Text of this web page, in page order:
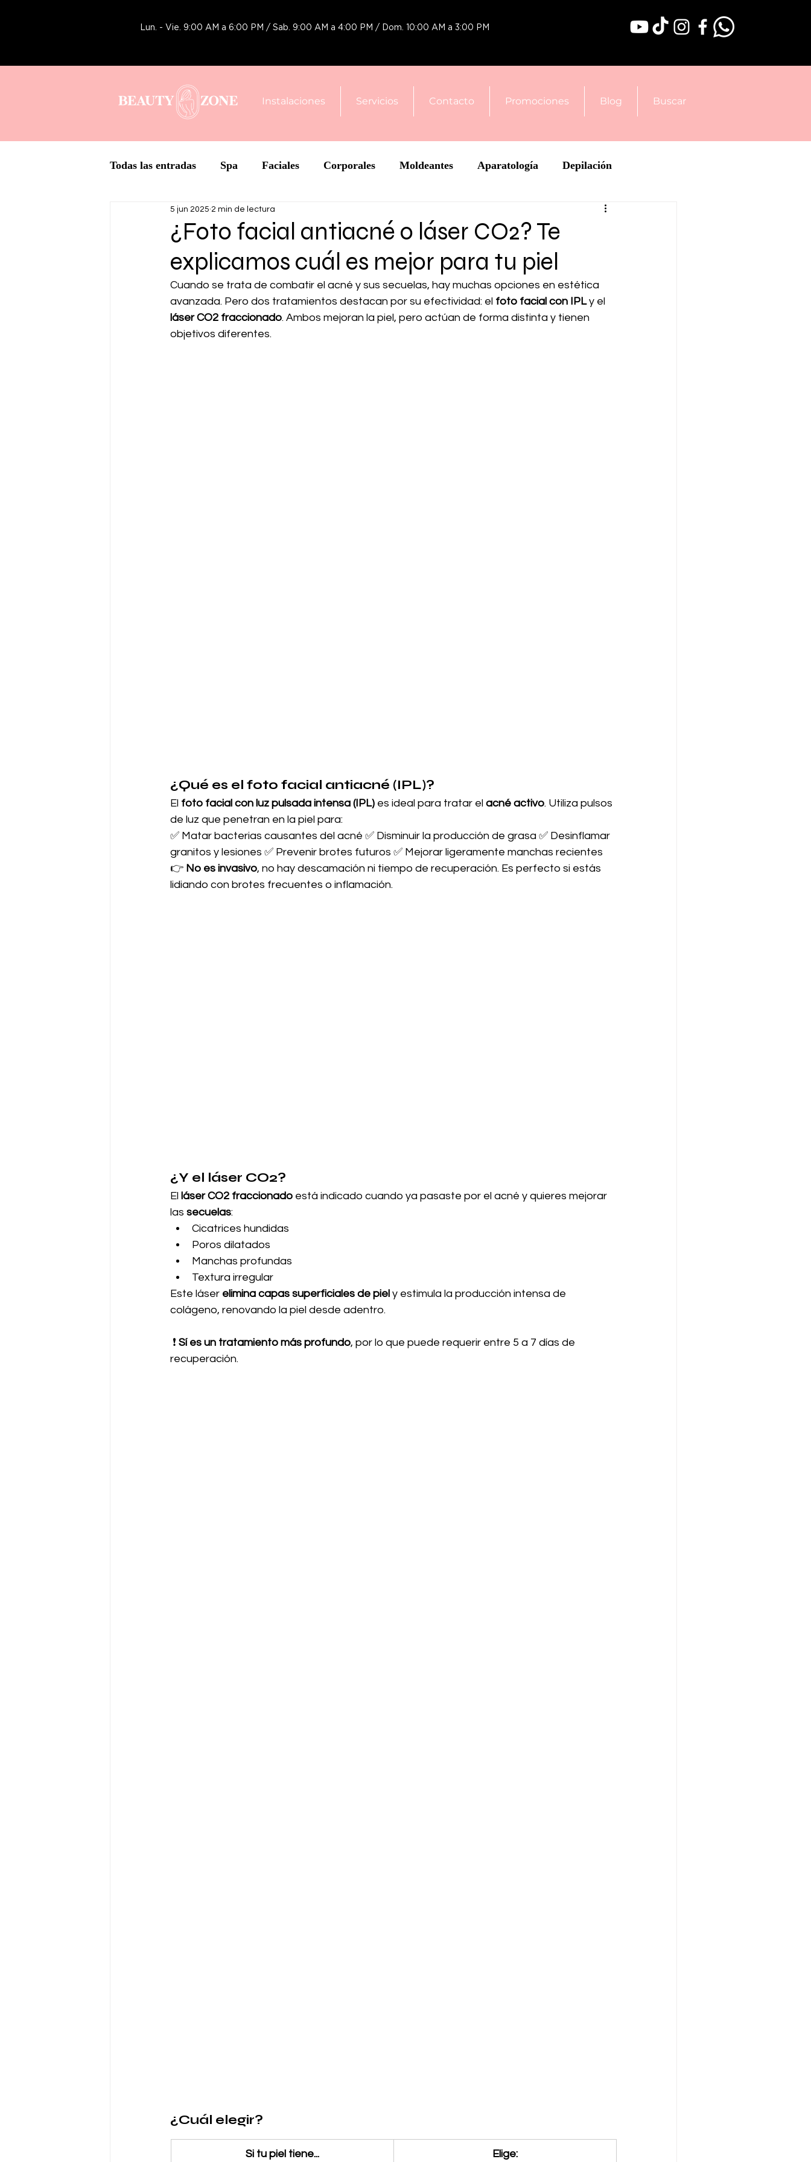
Lun. - Vie. 9:00 AM a 6:00 PM / Sab. 9:00 AM a 4:00 PM / Dom. 10:00 AM a 3:00 PM
Instalaciones Servicios Contacto Promociones Blog Buscar
Todas las entradas Spa Faciales Corporales Moldeantes Aparatología Depilación
Tecnología Botox y Rellenos
¿Foto facial antiacné o láser CO2? Te
explicamos cuál es mejor para tu piel
5 jun 2025 2 min de lectura
Cuando se trata de combatir el acné y sus secuelas, hay muchas opciones en estética
avanzada. Pero dos tratamientos destacan por su efectividad: el foto facial con IPL y el
láser CO2 fraccionado. Ambos mejoran la piel, pero actúan de forma distinta y tienen
objetivos diferentes.
¿Qué es el foto facial antiacné (IPL)?
El foto facial con luz pulsada intensa (IPL) es ideal para tratar el acné activo. Utiliza pulsos
de luz que penetran en la piel para:
✅ Matar bacterias causantes del acné ✅ Disminuir la producción de grasa ✅ Desinflamar
granitos y lesiones ✅ Prevenir brotes futuros ✅ Mejorar ligeramente manchas recientes
👉 No es invasivo, no hay descamación ni tiempo de recuperación. Es perfecto si estás
lidiando con brotes frecuentes o inflamación.
¿Y el láser CO2?
El láser CO2 fraccionado está indicado cuando ya pasaste por el acné y quieres mejorar
las secuelas:
Cicatrices hundidas
Poros dilatados
Manchas profundas
Textura irregular
Este láser elimina capas superficiales de piel y estimula la producción intensa de
colágeno, renovando la piel desde adentro.
❗ Sí es un tratamiento más profundo, por lo que puede requerir entre 5 a 7 días de
recuperación.
¿Cuál elegir?
Si tu piel tiene... Elige: